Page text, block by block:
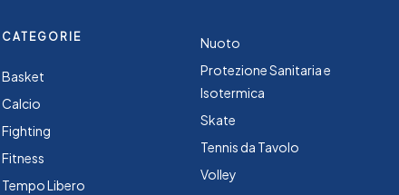
CATEGORIE
Basket
Calcio
Fighting
Fitness
Tempo Libero
Nuoto
Protezione Sanitaria e
Isotermica
Skate
Tennis da Tavolo
Volley